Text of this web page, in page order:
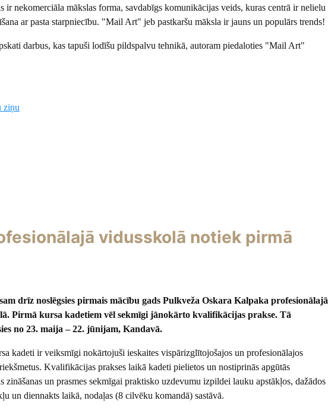
ir nekomerciāla mākslas forma, savdabīgs komunikācijas veids, kuras centrā ir nelielu
ar pasta starpniecību. "Mail Art" jeb pastkaršu māksla ir jauns un populārs trends!
darbus, kas tapuši lodīšu pildspalvu tehnikā, autoram piedaloties "Mail Art"
ziņu
vidusskolā notiek pirmā
drīz noslēgsies pirmais mācību gads Pulkveža Oskara Kalpaka profesionālajā
Pirmā kursa kadetiem vēl sekmīgi jānokārto kvalifikācijas prakse. Tā
no 23. maija – 22. jūnijam, Kandavā.
kadeti ir veiksmīgi nokārtojuši ieskaites vispārizglītojošajos un profesionālajos
Kvalifikācijas prakses laikā kadeti pielietos un nostiprinās apgūtās
zināšanas un prasmes sekmīgai praktisko uzdevumu izpildei lauku apstākļos, dažādos
un diennakts laikā, nodaļas (8 cilvēku komandā) sastāvā.